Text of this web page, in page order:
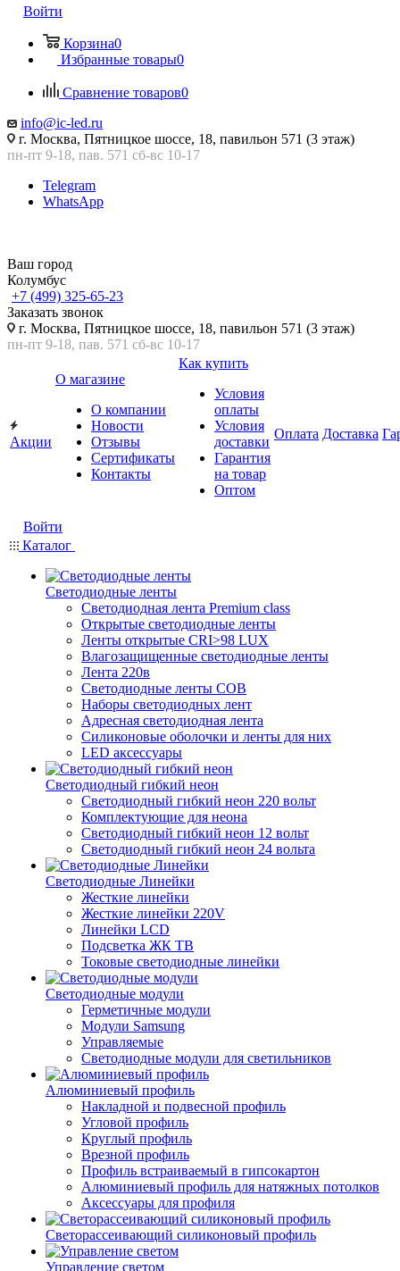
Войти
Корзина0
Избранные товары0
Сравнение товаров0
info@ic-led.ru
г. Москва, Пятницкое шоссе, 18, павильон 571 (3 этаж)
пн-пт 9-18, пав. 571 сб-вс 10-17
Telegram
WhatsApp
Ваш город
Колумбус
+7 (499) 325-65-23
Заказать звонок
г. Москва, Пятницкое шоссе, 18, павильон 571 (3 этаж)
пн-пт 9-18, пав. 571 сб-вс 10-17
Акции
О магазине
О компании
Новости
Отзывы
Сертификаты
Контакты
Как купить
Условия
оплаты
Условия
доставки
Гарантия
на товар
Оптом
Оплата Доставка
Войти
Каталог
Светодиодные ленты
Светодиодная лента Premium class
Открытые светодиодные ленты
Ленты открытые CRI>98 LUX
Влагозащищенные светодиодные ленты
Лента 220в
Светодиодные ленты COB
Наборы светодиодных лент
Адресная светодиодная лента
Силиконовые оболочки и ленты для них
LED аксессуары
Светодиодный гибкий неон
Светодиодный гибкий неон 220 вольт
Комплектующие для неона
Светодиодный гибкий неон 12 вольт
Светодиодный гибкий неон 24 вольта
Светодиодные Линейки
Жесткие линейки
Жесткие линейки 220V
Линейки LCD
Подсветка ЖК ТВ
Токовые светодиодные линейки
Светодиодные модули
Герметичные модули
Модули Samsung
Управляемые
Светодиодные модули для светильников
Алюминиевый профиль
Накладной и подвесной профиль
Угловой профиль
Круглый профиль
Врезной профиль
Профиль встраиваемый в гипсокартон
Алюминиевый профиль для натяжных потолков
Аксессуары для профиля
Светорассеивающий силиконовый профиль
Управление светом